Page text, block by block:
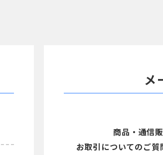
メ
商品・通信
お取引についてのご質